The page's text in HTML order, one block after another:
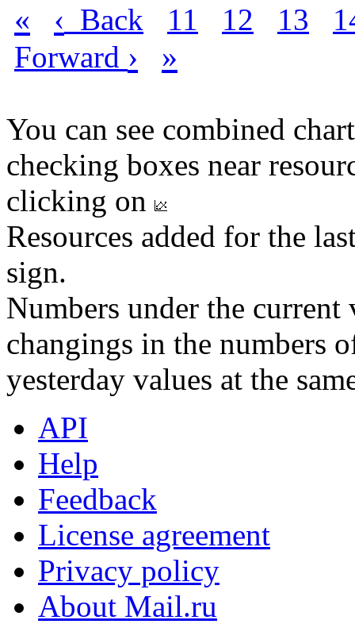
« ‹ Back 11 12 13
Forward › »
You can see combined
checking boxes near
clicking on
Resources added for the
sign.
Numbers under the
changings in the numbers
yesterday values at the
API
Help
Feedback
License agreement
Privacy policy
About Mail.ru